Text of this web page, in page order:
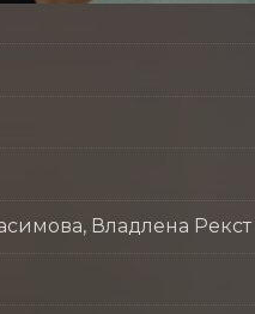
Владлена Рекст